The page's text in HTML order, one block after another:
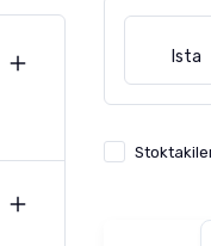
Ista